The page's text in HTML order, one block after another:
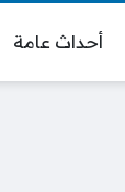
أحداث عامة